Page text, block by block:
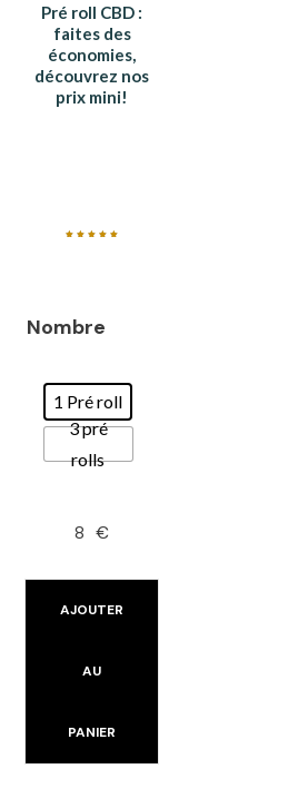
Pré roll CBD :
faites des
économies,
découvrez nos
prix mini!
Nombre
1 Pré roll
3 pré
rolls
8 €
AJOUTER
AU
PANIER